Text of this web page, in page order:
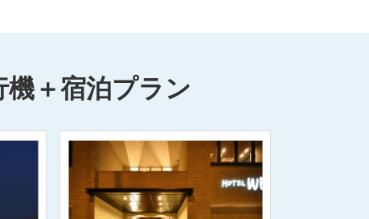
＋宿泊プラン